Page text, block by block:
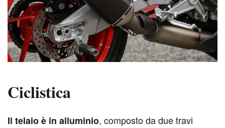
Ciclistica
Il telaio è in alluminio, composto da due travi